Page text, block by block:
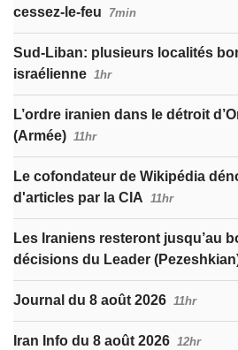
cessez-le-feu
7min
Sud-Liban: plusieurs localités
israélienne 1hr
L’ordre iranien dans le détroit
(Armée) 11hr
Le cofondateur de Wikipédia
d'articles par la CIA 11hr
Les Iraniens resteront jusqu’au
décisions du Leader
Journal du 8 août 2026 11hr
Iran Info du 8 août 2026 12hr